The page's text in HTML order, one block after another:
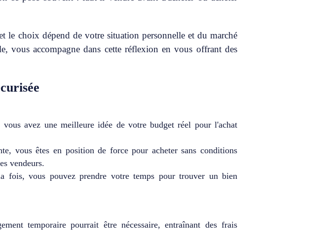
le choix dépend de votre situation personnelle et du marché
vous accompagne dans cette réflexion en vous offrant des
vous avez une meilleure idée de votre budget réel pour l'achat
vous êtes en position de force pour acheter sans conditions
vendeurs.
fois, vous pouvez prendre votre temps pour trouver un bien
temporaire pourrait être nécessaire, entraînant des frais